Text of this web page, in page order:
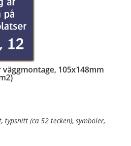
105x148mm
typsnitt (ca 52 tecken), symboler,